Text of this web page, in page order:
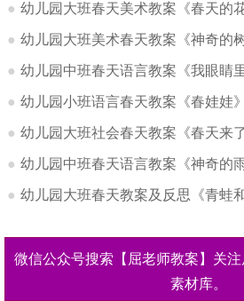
● 幼儿园大班春天美术教案《春天的
● 幼儿园大班美术春天教案《神奇的
● 幼儿园中班春天语言教案《我眼睛
● 幼儿园小班语言春天教案《春娃娃
● 幼儿园大班社会春天教案《春天来
● 幼儿园中班春天语言教案《神奇的
● 幼儿园大班春天教案及反思《青蛙
微信公众号搜索【屈老师教案】关
素材库。